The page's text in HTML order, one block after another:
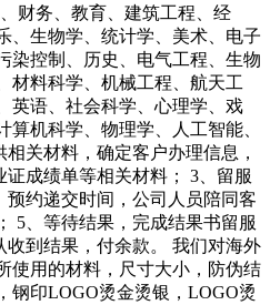
财务、教育、建筑工程、经
、生物学、统计学、美术、电子
染控制、历史、电气工程、生物
材料科学、机械工程、航天工
英语、社会科学、心理学、戏
机科学、物理学、人工智能、
关材料，确定客户办理信息，
成绩单等相关材料； 3、留服
约递交时间，公司人员陪同客
5、等待结果，完成结果书留服
到结果，付余款。 我们对海外
使用的材料，尺寸大小，防伪结
钢印LOGO烫金烫银，LOGO烫